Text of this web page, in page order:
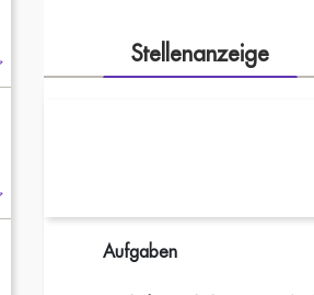
Stellenanzeige
Aufgaben